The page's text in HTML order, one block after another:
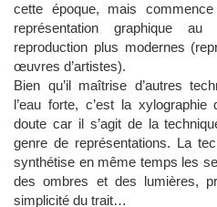
cette époque, mais
représentation graphique
reproduction plus modernes
œuvres d’artistes).
Bien qu’il maîtrise d’autres
l’eau forte, c’est la
doute car il s’agit de la
genre de représentations. La
synthétise en même temps les
des ombres et des lumières,
simplicité du trait…